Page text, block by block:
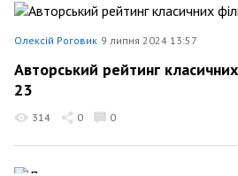
Олексій Роговик 9 липня 2024 13:57
Авторський рейтинг
23
314 0 0